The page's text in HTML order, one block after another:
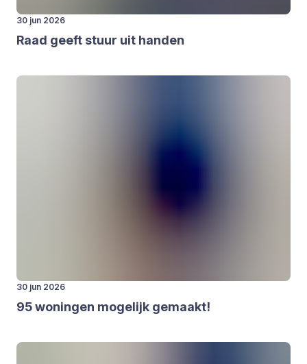
30 jun 2026
Raad geeft stuur uit han­den
30 jun 2026
95wonin­gen moge­lijk gemaakt!